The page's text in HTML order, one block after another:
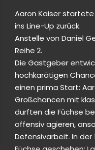
Aaron Kaiser startete
ins Line-Up zurück.
Anstelle von Daniel
Reihe 2.
Die Gastgeber
hochkarätigen
einen prima Start:
Großchancen mit
durften die Füchse
offensiv agieren,
Defensivarbeit. In der